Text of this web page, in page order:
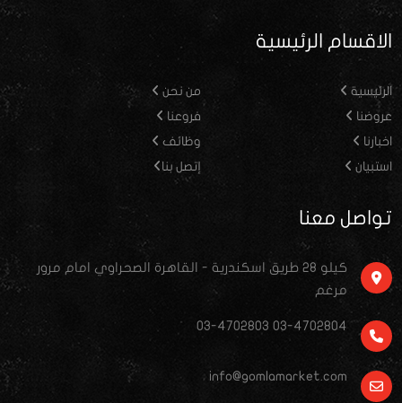
الاقسام الرئيسية
الرئيسية
من نحن
عروضنا
فروعنا
اخبارنا
وظائف
استبيان
إتصل بنا
تواصل معنا
كيلو ٢٨ طريق اسكندرية - القاهرة الصحراوي امام مرور
مرغم
03-4702803 03-4702804
info@gomlamarket.com